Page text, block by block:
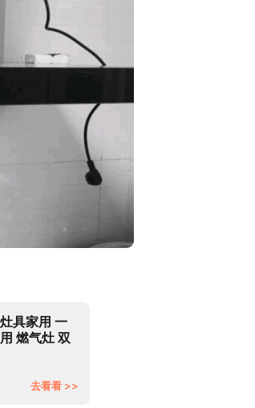
具家用 一
燃气灶 双
去看看 >>